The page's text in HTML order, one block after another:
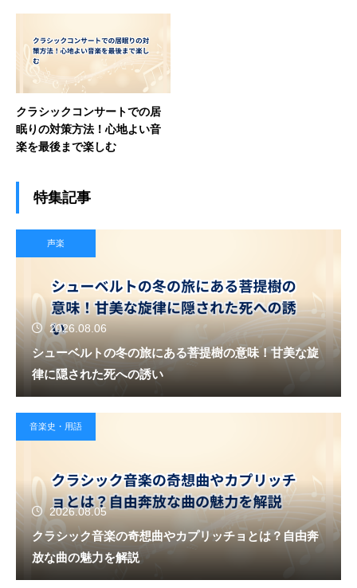
クラシックコンサートでの居
眠りの対策方法！心地よい音
楽を最後まで楽しむ
特集記事
声楽
2026.08.06
シューベルトの冬の旅にある菩提樹の意味！甘美な旋
律に隠された死への誘い
音楽史・用語
2026.08.05
クラシック音楽の奇想曲やカプリッチョとは？自由奔
放な曲の魅力を解説